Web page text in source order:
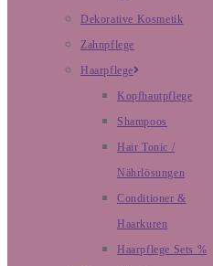
Dekorative Kosmetik
Zahnpflege
Haarpflege
Kopfhautpflege
Shampoos
Hair Tonic /
Nährlösungen
Conditioner &
Haarkuren
Haarpflege Sets %